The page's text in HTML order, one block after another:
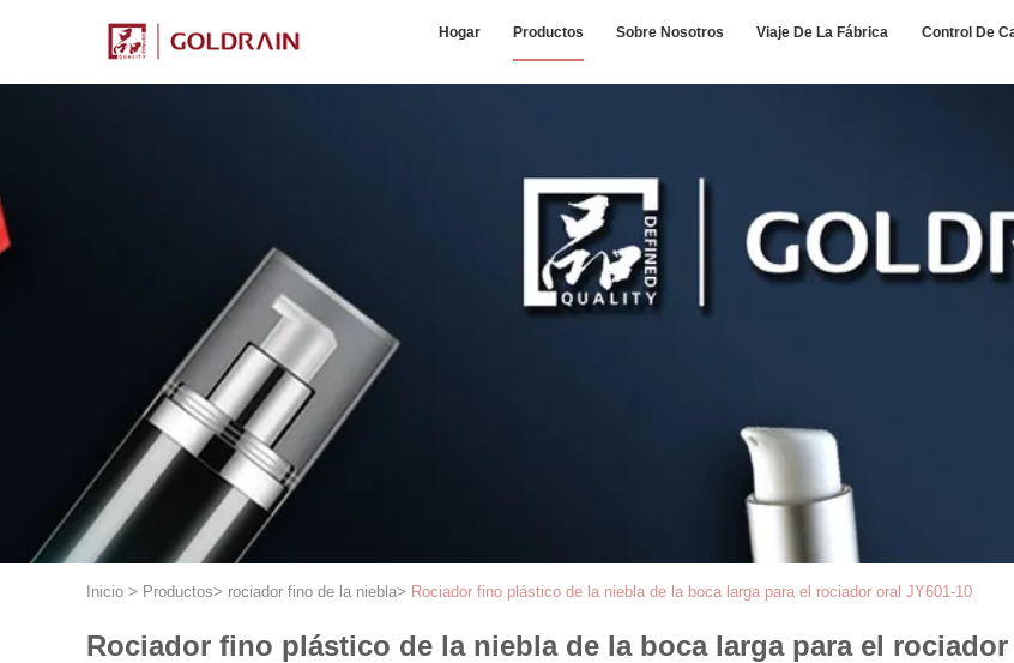
Hogar Productos Sobre Nosotros Viaje De La Fábrica Control De
Inicio > Productos> rociador fino de la niebla> Rociador fino plástico de la niebla de la boca larga para el rociador oral JY601-10
Rociador fino plástico de la niebla de la boca larga para el rociador